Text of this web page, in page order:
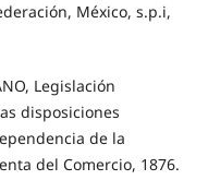
México, s.p.i,
Legislación
disposiciones
de la
del Comercio, 1876.